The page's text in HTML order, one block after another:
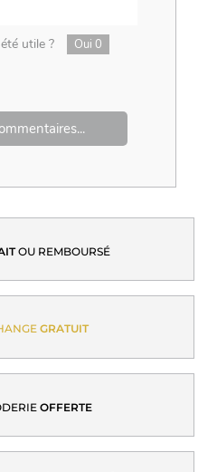
utile ? Oui 0
OU REMBOURSÉ
GRATUIT
OFFERTE